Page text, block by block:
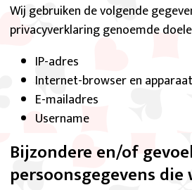
Wij gebruiken de volgende
privacyverklaring genoemde
IP-adres
Internet-browser en
E-mailadres
Username
Bijzondere en/of
persoonsgegevens